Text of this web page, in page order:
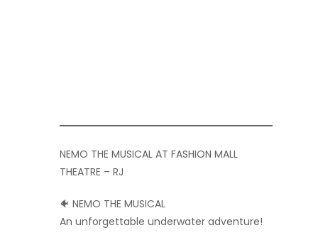
NEMO THE MUSICAL AT FASHION MALL
THEATRE – RJ
🐠 NEMO THE MUSICAL
An unforgettable underwater adventure!